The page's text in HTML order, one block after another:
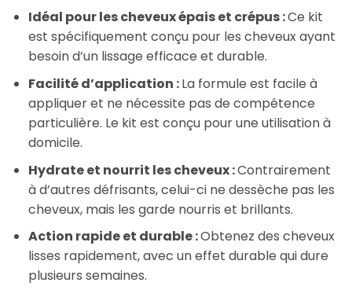
Idéal pour les cheveux épais et crépus :Ce kit
est spécifiquement conçu pour les cheveux ayant
besoin d’un lissage efficace et durable.
Facilité d’application :La formule est facile à
appliquer et ne nécessite pas de compétence
particulière. Le kit est conçu pour une utilisation à
domicile.
Hydrate et nourrit les cheveux :Contrairement
à d’autres défrisants, celui-ci ne dessèche pas les
cheveux, mais les garde nourris et brillants.
Action rapide et durable :Obtenez des cheveux
lisses rapidement, avec un effet durable qui dure
plusieurs semaines.